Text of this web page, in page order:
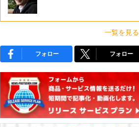
一覧を見る
フォロー フォロー